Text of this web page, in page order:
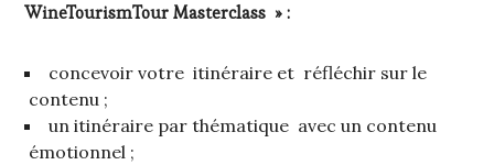
WineTourismTour Masterclass » :
concevoir votre itinéraire et réfléchir sur le
contenu ;
un itinéraire par thématique avec un contenu
émotionnel ;